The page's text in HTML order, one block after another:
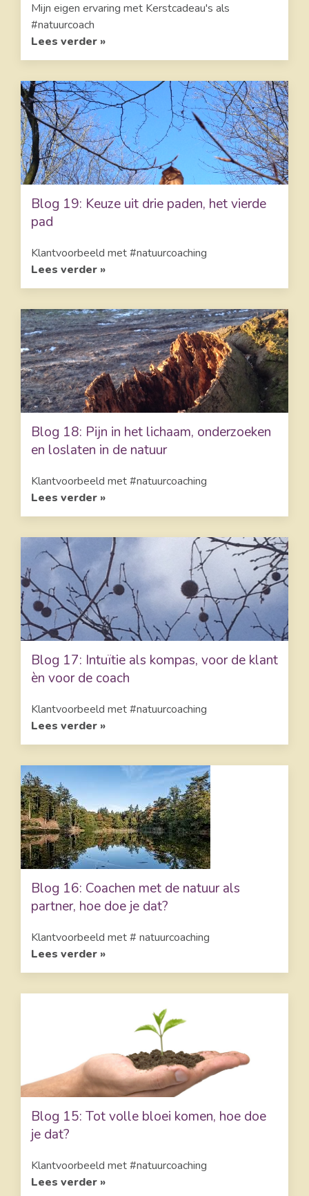
Mijn eigen ervaring met Kerstcadeau's als
#natuurcoach
Lees verder »
Blog 19: Keuze uit drie paden, het vierde
pad
Klantvoorbeeld met #natuurcoaching
Lees verder »
Blog 18: Pijn in het lichaam, onderzoeken
en loslaten in de natuur
Klantvoorbeeld met #natuurcoaching
Lees verder »
Blog 17: Intuïtie als kompas, voor de klant
èn voor de coach
Klantvoorbeeld met #natuurcoaching
Lees verder »
Blog 16: Coachen met de natuur als
partner, hoe doe je dat?
Klantvoorbeeld met # natuurcoaching
Lees verder »
Blog 15: Tot volle bloei komen, hoe doe
je dat?
Klantvoorbeeld met #natuurcoaching
Lees verder »